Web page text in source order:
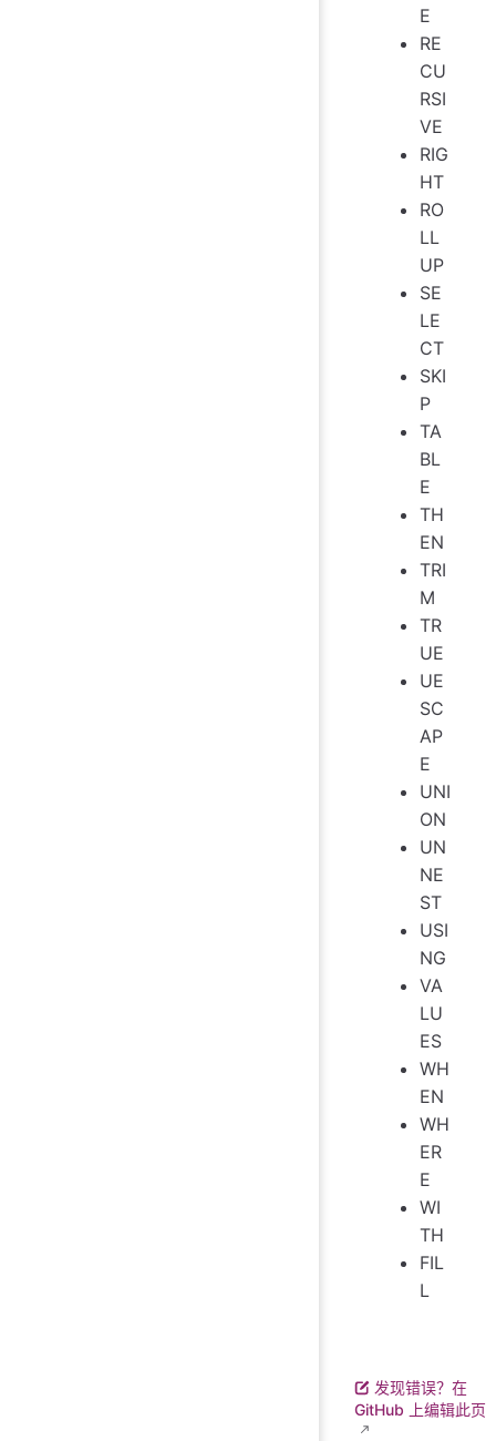
E
RE
CU
RSI
VE
RIG
HT
RO
LL
UP
SE
LE
CT
SKI
P
TA
BL
E
TH
EN
TRI
M
TR
UE
UE
SC
AP
E
UNI
ON
UN
NE
ST
USI
NG
VA
LU
ES
WH
EN
WH
ER
E
WI
TH
FIL
L
发现错误？在
GitHub 上编辑此页